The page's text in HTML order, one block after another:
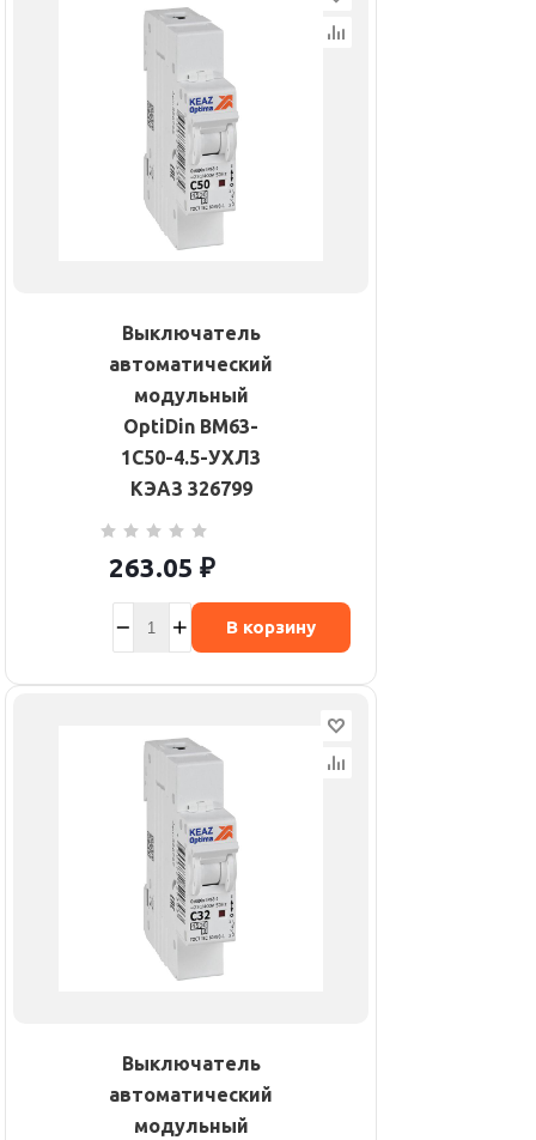
Выключатель
автоматический
модульный
OptiDin BM63-
1C50-4.5-УХЛ3
КЭАЗ 326799
263.05 ₽
В корзину
Выключатель
автоматический
модульный